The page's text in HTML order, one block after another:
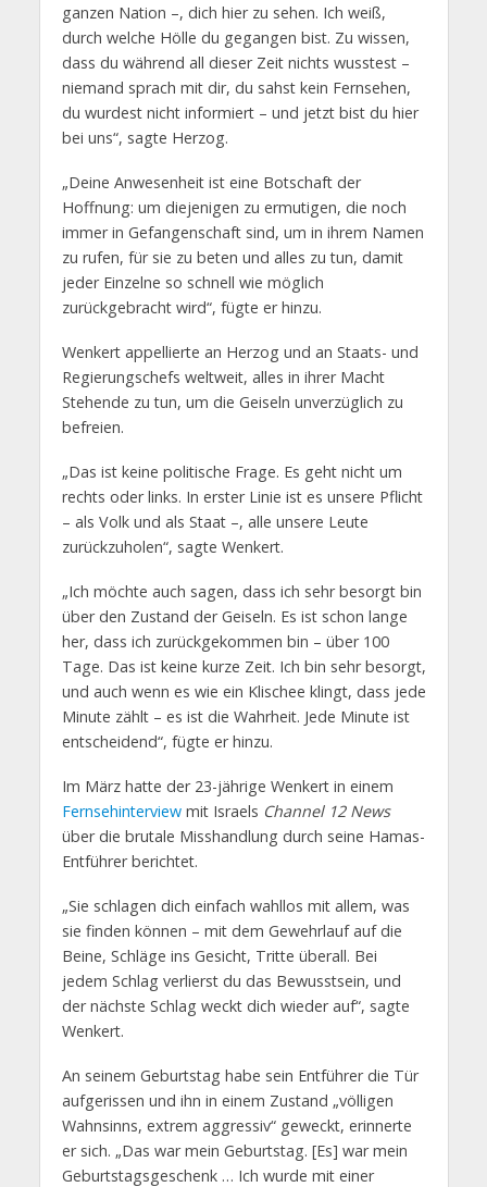
ganzen Nation –, dich hier zu sehen. Ich weiß,
durch welche Hölle du gegangen bist. Zu wissen,
dass du während all dieser Zeit nichts wusstest –
niemand sprach mit dir, du sahst kein Fernsehen,
du wurdest nicht informiert – und jetzt bist du hier
bei uns“, sagte Herzog.
„Deine Anwesenheit ist eine Botschaft der
Hoffnung: um diejenigen zu ermutigen, die noch
immer in Gefangenschaft sind, um in ihrem Namen
zu rufen, für sie zu beten und alles zu tun, damit
jeder Einzelne so schnell wie möglich
zurückgebracht wird“, fügte er hinzu.
Wenkert appellierte an Herzog und an Staats- und
Regierungschefs weltweit, alles in ihrer Macht
Stehende zu tun, um die Geiseln unverzüglich zu
befreien.
„Das ist keine politische Frage. Es geht nicht um
rechts oder links. In erster Linie ist es unsere Pflicht
– als Volk und als Staat –, alle unsere Leute
zurückzuholen“, sagte Wenkert.
„Ich möchte auch sagen, dass ich sehr besorgt bin
über den Zustand der Geiseln. Es ist schon lange
her, dass ich zurückgekommen bin – über 100
Tage. Das ist keine kurze Zeit. Ich bin sehr besorgt,
und auch wenn es wie ein Klischee klingt, dass jede
Minute zählt – es ist die Wahrheit. Jede Minute ist
entscheidend“, fügte er hinzu.
Im März hatte der 23-jährige Wenkert in einem
Fernsehinterviewmit Israels Channel 12 News
über die brutale Misshandlung durch seine Hamas-
Entführer berichtet.
„Sie schlagen dich einfach wahllos mit allem, was
sie finden können – mit dem Gewehrlauf auf die
Beine, Schläge ins Gesicht, Tritte überall. Bei
jedem Schlag verlierst du das Bewusstsein, und
der nächste Schlag weckt dich wieder auf“, sagte
Wenkert.
An seinem Geburtstag habe sein Entführer die Tür
aufgerissen und ihn in einem Zustand „völligen
Wahnsinns, extrem aggressiv“ geweckt, erinnerte
er sich. „Das war mein Geburtstag. [Es] war mein
Geburtstagsgeschenk … Ich wurde mit einer